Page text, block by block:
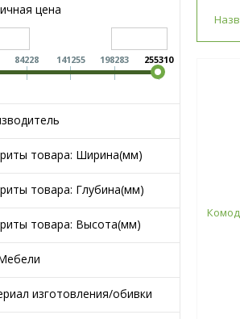
цена
84228 141255 198283 255310
товара: Ширина(мм)
товара: Глубина(мм)
товара: Высота(мм)
изготовления/обивки